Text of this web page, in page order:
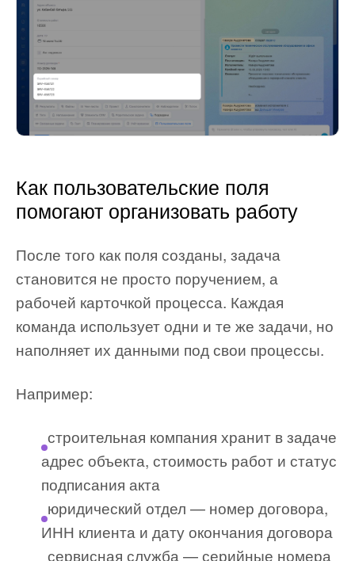
Как пользовательские поля
помогают организовать работу
После того как поля созданы, задача
становится не просто поручением, а
рабочей карточкой процесса. Каждая
команда использует одни и те же задачи, но
наполняет их данными под свои процессы.
Например:
строительная компания хранит в задаче
адрес объекта, стоимость работ и статус
подписания акта
юридический отдел — номер договора,
ИНН клиента и дату окончания договора
сервисная служба — серийные номера